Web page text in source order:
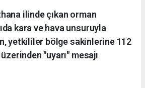
ilinde çıkan orman
kara ve hava unsuruyla
yetkililer bölge sakinlerine 112
"uyarı" mesajı